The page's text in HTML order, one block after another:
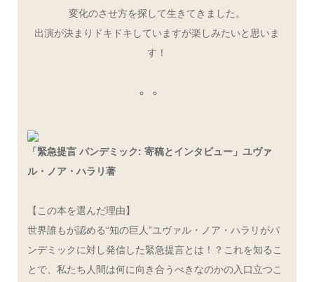
変化のさせ方を探して生きてきました。
出演が決まりドキドキしていますが楽しみたいと思いま
す！
「緊急提言 パンデミック: 寄稿とインタビュー」ユヴァ
ル・ノア・ハラリ著
【この本を選んだ理由】
世界誰もが認める“知の巨人”ユヴァル・ノア・ハラリがパ
ンデミックに対し発信した緊急提言とは！？これを知るこ
とで、私たち人間は何に向き合うべきなのかの入口立つこ